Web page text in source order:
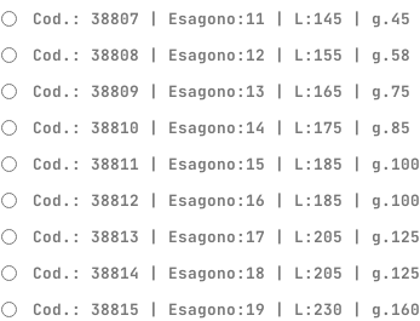
Cod.: 38807 | Esagono:11 | L:145 | g.45
Cod.: 38808 | Esagono:12 | L:155 | g.58
Cod.: 38809 | Esagono:13 | L:165 | g.75
Cod.: 38810 | Esagono:14 | L:175 | g.85
Cod.: 38811 | Esagono:15 | L:185 | g.100
Cod.: 38812 | Esagono:16 | L:185 | g.100
Cod.: 38813 | Esagono:17 | L:205 | g.125
Cod.: 38814 | Esagono:18 | L:205 | g.125
Cod.: 38815 | Esagono:19 | L:230 | g.160